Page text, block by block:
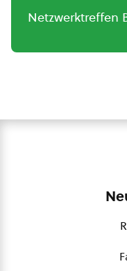
Netzwerktreffen